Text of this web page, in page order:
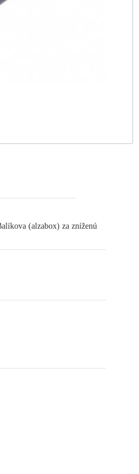
(alzabox) za zníženú